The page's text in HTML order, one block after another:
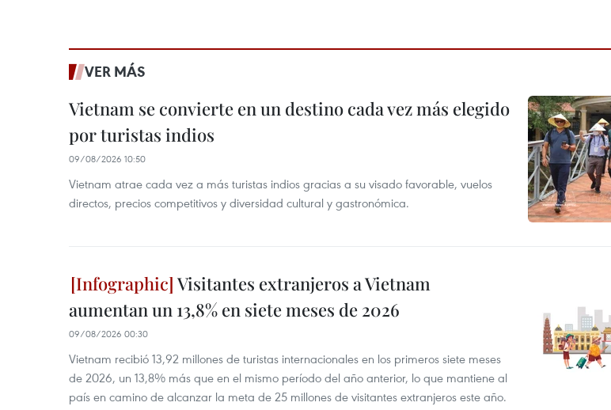
VER MÁS
Vietnam se convierte en un destino cada vez más elegido
por turistas indios
09/08/2026 10:50
Vietnam atrae cada vez a más turistas indios gracias a su visado favorable, vuelos
directos, precios competitivos y diversidad cultural y gastronómica.
Visitantes extranjeros a Vietnam
aumentan un 13,8% en siete meses de 2026
09/08/2026 00:30
Vietnam recibió 13,92 millones de turistas internacionales en los primeros siete meses
de 2026, un 13,8% más que en el mismo período del año anterior, lo que mantiene al
país en camino de alcanzar la meta de 25 millones de visitantes extranjeros este año.